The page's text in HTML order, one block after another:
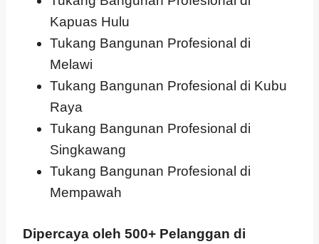
Kapuas Hulu
Tukang Bangunan Profesional di
Melawi
Tukang Bangunan Profesional di Kubu
Raya
Tukang Bangunan Profesional di
Singkawang
Tukang Bangunan Profesional di
Mempawah
Dipercaya oleh 500+ Pelanggan di